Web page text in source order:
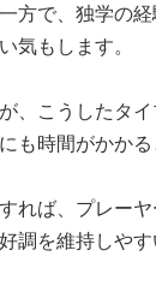
方で、独学の
気もします。
、こうしたタ
も時間がかかる
れば、プレー
調を維持しや